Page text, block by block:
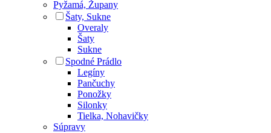
Pyžamá, Župany
Šaty, Sukne
Overaly
Šaty
Sukne
Spodné Prádlo
Legíny
Pančuchy
Ponožky
Silonky
Tielka, Nohavičky
Súpravy